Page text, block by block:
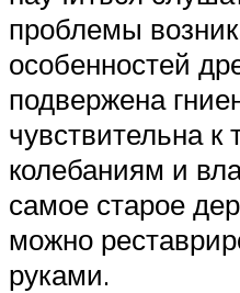
проблемы
особенностей
подвержена
чувствительна
колебаниям и
самое старое
можно
руками.